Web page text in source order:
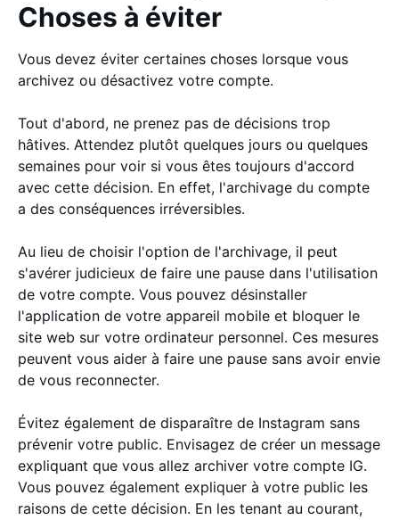
Choses à éviter
Vous devez éviter certaines choses lorsque vous
archivez ou désactivez votre compte.
Tout d'abord, ne prenez pas de décisions trop
hâtives. Attendez plutôt quelques jours ou quelques
semaines pour voir si vous êtes toujours d'accord
avec cette décision. En effet, l'archivage du compte
a des conséquences irréversibles.
Au lieu de choisir l'option de l'archivage, il peut
s'avérer judicieux de faire une pause dans l'utilisation
de votre compte. Vous pouvez désinstaller
l'application de votre appareil mobile et bloquer le
site web sur votre ordinateur personnel. Ces mesures
peuvent vous aider à faire une pause sans avoir envie
de vous reconnecter.
Évitez également de disparaître de Instagram sans
prévenir votre public. Envisagez de créer un message
expliquant que vous allez archiver votre compte IG.
Vous pouvez également expliquer à votre public les
raisons de cette décision. En les tenant au courant,